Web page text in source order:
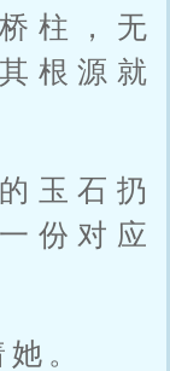
柱，无
根源就
玉石扔
份对应
。